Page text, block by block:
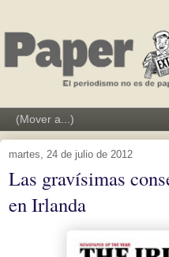
martes, 24 de julio de 2012
Las gravísimas
en Irlanda